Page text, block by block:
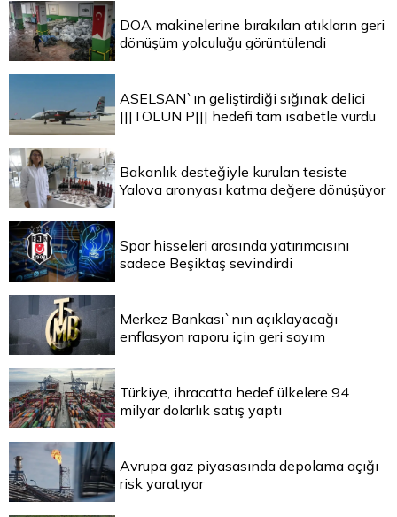
DOA makinelerine bırakılan atıkların geri
dönüşüm yolculuğu görüntülendi
ASELSAN`ın geliştirdiği sığınak delici
|||TOLUN P||| hedefi tam isabetle vurdu
Bakanlık desteğiyle kurulan tesiste
Yalova aronyası katma değere dönüşüyor
Spor hisseleri arasında yatırımcısını
sadece Beşiktaş sevindirdi
Merkez Bankası`nın açıklayacağı
enflasyon raporu için geri sayım
Türkiye, ihracatta hedef ülkelere 94
milyar dolarlık satış yaptı
Avrupa gaz piyasasında depolama açığı
risk yaratıyor